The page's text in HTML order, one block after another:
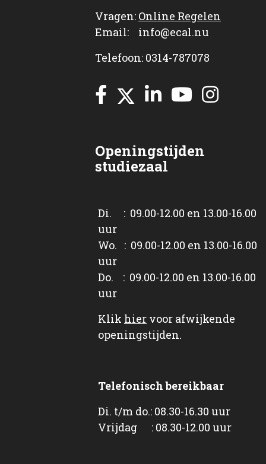
Vragen: Online Regelen
Email: info@ecal.nu
Telefoon: 0314-787078
Openingstijden
studiezaal
Di. : 09.00-12.00 en 13.00-16.00
uur
Wo. : 09.00-12.00 en 13.00-16.00
uur
Do. : 09.00-12.00 en 13.00-16.00
uur
Klik hier voor afwijkende
openingstijden.
Telefonisch bereikbaar
Di. t/m do.: 08.30-16.30 uur
Vrijdag : 08.30-12.00 uur